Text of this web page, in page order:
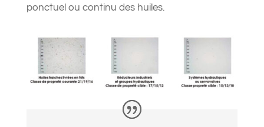
ponctuel ou continu des huiles.